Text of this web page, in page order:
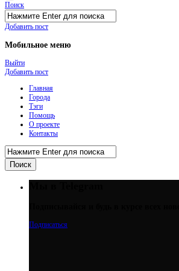
Поиск
Добавить пост
Мобильное меню
Выйти
Добавить пост
Главная
Города
Тэги
Помощь
О проекте
Контакты
Подписаться